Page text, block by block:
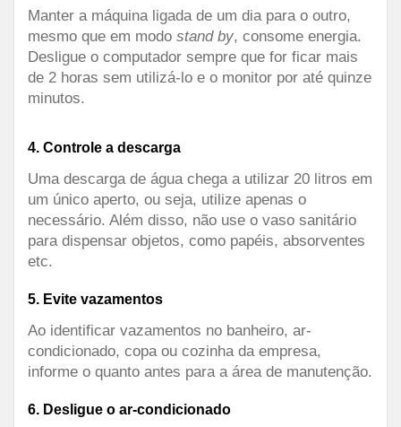
Manter a máquina ligada de um dia para o outro,
mesmo que em modo stand by, consome energia.
Desligue o computador sempre que for ficar mais
de 2 horas sem utilizá-lo e o monitor por até quinze
minutos.
4. Controle a descarga
Uma descarga de água chega a utilizar 20 litros em
um único aperto, ou seja, utilize apenas o
necessário. Além disso, não use o vaso sanitário
para dispensar objetos, como papéis, absorventes
etc.
5. Evite vazamentos
Ao identificar vazamentos no banheiro, ar-
condicionado, copa ou cozinha da empresa,
informe o quanto antes para a área de manutenção.
6. Desligue o ar-condicionado